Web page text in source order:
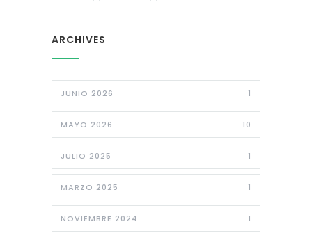
ARCHIVES
JUNIO 2026 1
MAYO 2026 10
JULIO 2025 1
MARZO 2025 1
NOVIEMBRE 2024 1